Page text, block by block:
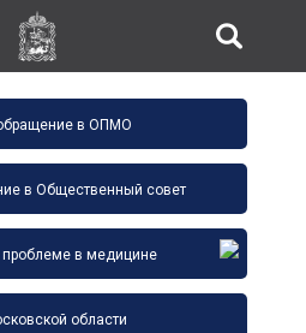
в ОПМО
в Общественный совет
в медицине
области